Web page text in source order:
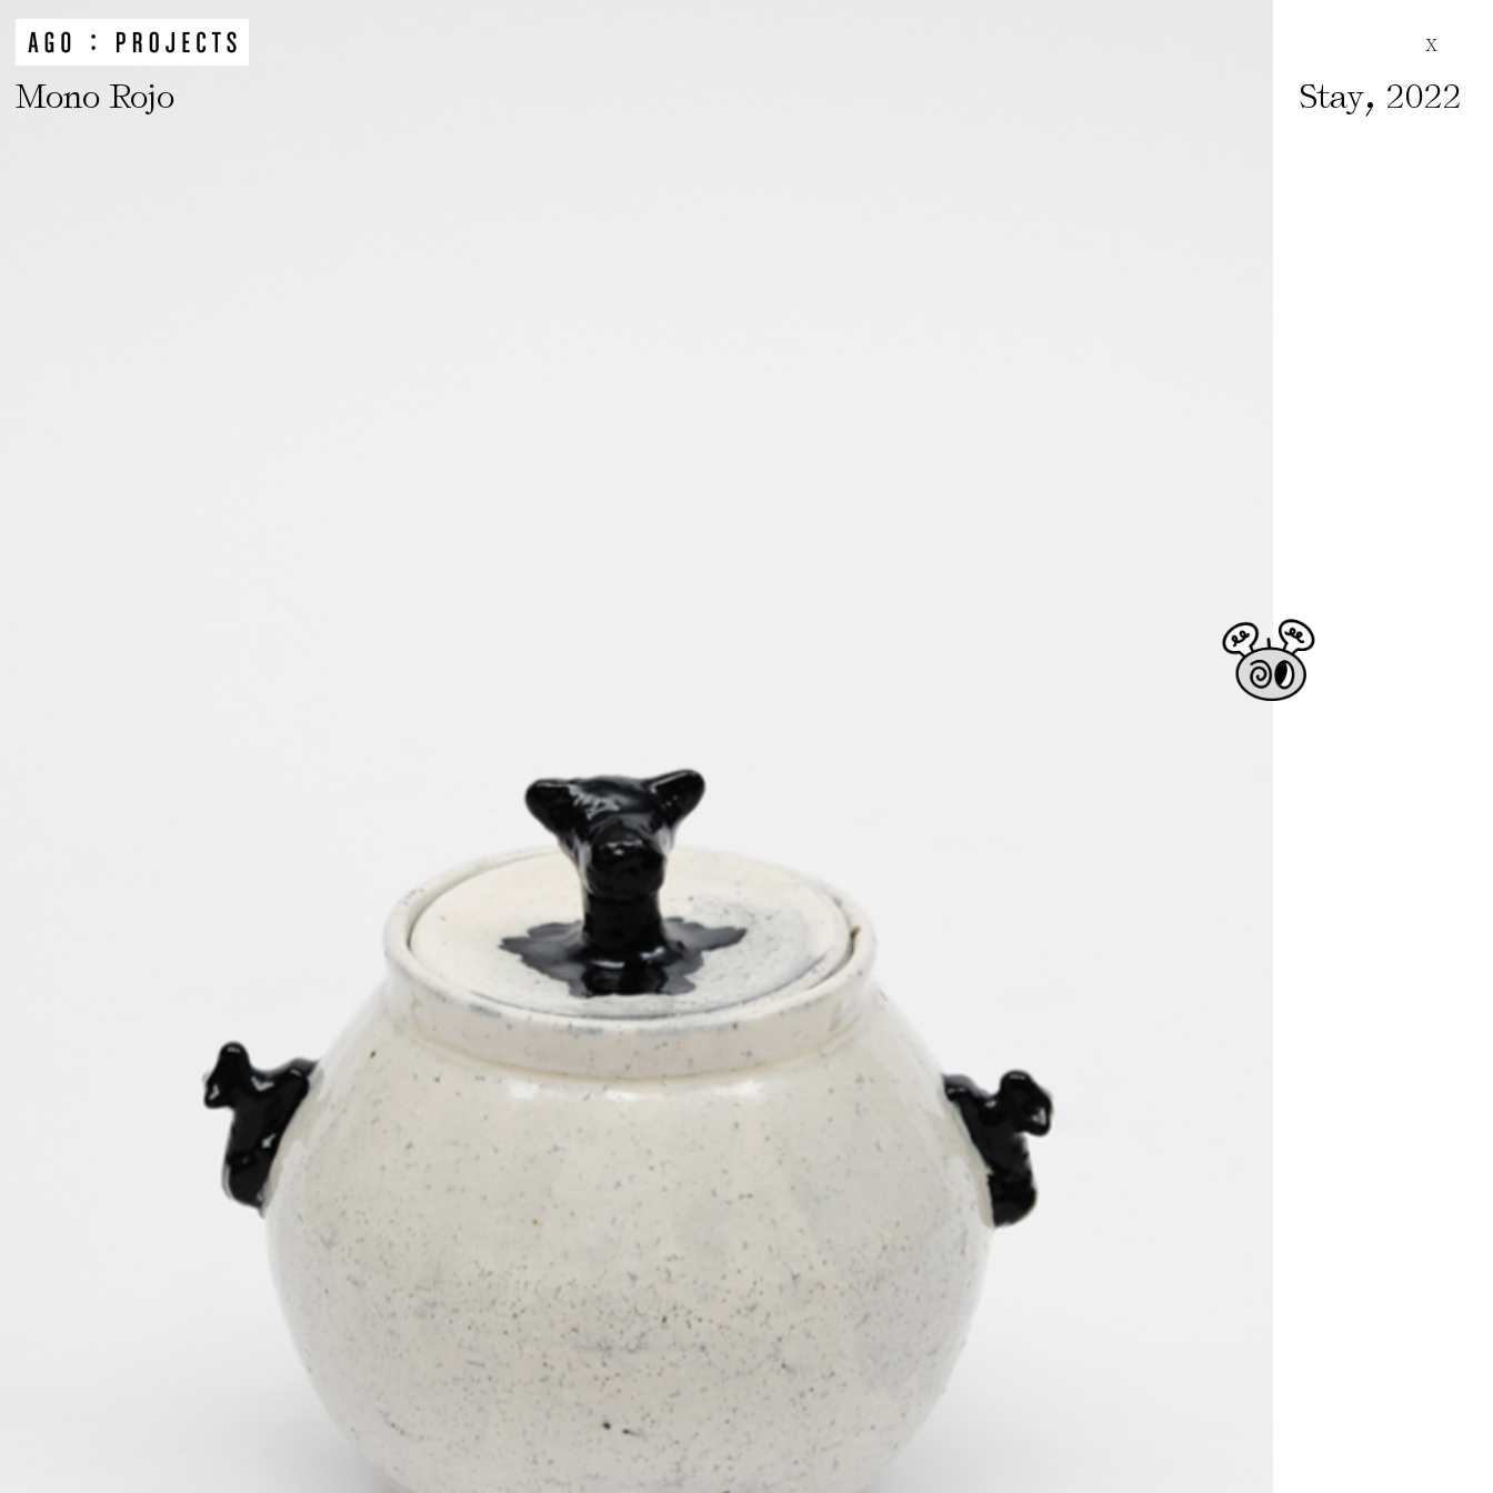
X
Mono Rojo Stay, 2022